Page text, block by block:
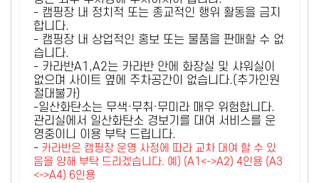
- 캠핑장 내 정치적 또는 종교적인 행위 활동을 금지
합니다.
- 캠핑장 내 상업적인 홍보 또는 물품을 판매할 수 없
습니다.
- 카라반A1,A2는 카라반 안에 화장실 및 샤워실이
없으며 사이트 옆에 주차공간이 없습니다.(추가인원
절대불가)
-일산화탄소는 무색·무취·무미라 매우 위험합니다.
관리실에서 일산화탄소 경보기를 대여 서비스를 운
영중이니 이용 부탁 드립니다.
- 카라반은 캠핑장 운영 사정에 따라 교차 대여 할 수 있
음을 양해 부탁 드리겠습니다. 예) (A1<->A2) 4인용 (A3
<->A4) 6인용